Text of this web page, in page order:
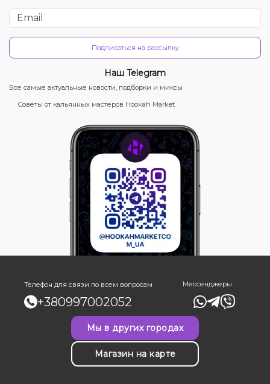
Подписаться на рассылку
Наш Telegram
Все самые актуальные новости, подборки и миксы
Советы от кальянных мастеров Hookah Market
Телефон для связи по всем вопросам
+380997002052
Мессенджеры
Мы в других городах
Магазин на карте